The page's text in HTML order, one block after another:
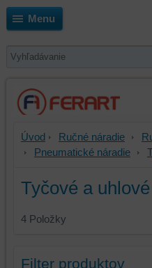
Menu
Úvod Ručné náradie
Pneumatické náradie
Tyčové a
4 Položky
Filter produktov